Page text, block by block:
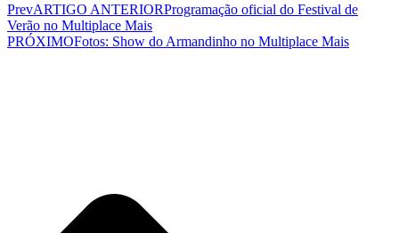
PrevARTIGO ANTERIORProgramação oficial do Festival de
Verão no Multiplace Mais
PRÓXIMOFotos: Show do Armandinho no Multiplace Mais